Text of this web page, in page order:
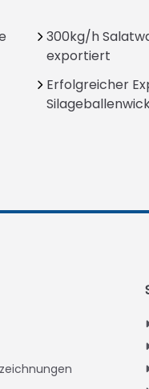
300kg/h
exportiert
Erfolgreicher